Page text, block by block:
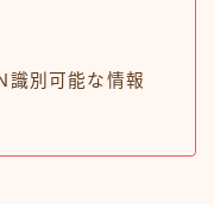
識別可能な情報